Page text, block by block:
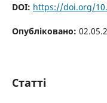
DOI: https://doi.org/
Опубліковано:
Статті